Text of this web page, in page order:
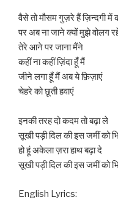
वैसे तो मौसम गुज़रे हैं ज़िन्दगी में
पर अब ना जाने क्यों मुझे वोलग
तेरे आने पर जाना मैंने
कहीं ना कहीं ज़िंदा हूँ मैं
जीने लगा हूँ मैं अब ये फ़िज़ाएं
चेहरे को छूती हवाएं
इनकी तरह दो कदम तो बढ़ा ले
सूखी पड़ी दिल की इस जमीं को
हो हूं अकेला ज़रा हाथ बढ़ा दे
सूखी पड़ी दिल की इस जमीं को
English Lyrics: